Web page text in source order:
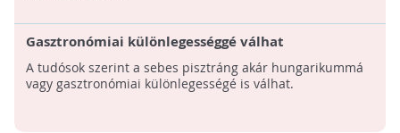
Gasztronómiai különlegességgé válhat
A tudósok szerint a sebes pisztráng akár hungarikummá
vagy gasztronómiai különlegességé is válhat.